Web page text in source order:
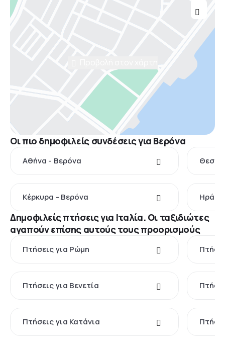
Οι πιο δημοφιλείς συνδέσεις για Βερόνα
Αθήνα - Βερόνα
Κέρκυρα - Βερόνα
Δημοφιλείς πτήσεις για Ιταλία. Οι ταξιδιώτες
αγαπούν επίσης αυτούς τους προορισμούς
Πτήσεις για Ρώμη
Πτήσεις για Βενετία
Πτήσεις για Κατάνια